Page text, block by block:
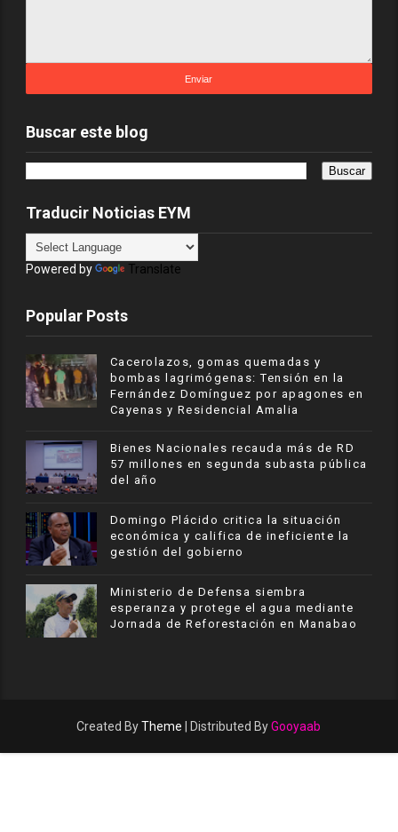
Buscar este blog
Traducir Noticias EYM
Powered by Translate
Popular Posts
Cacerolazos, gomas quemadas y
bombas lagrimógenas: Tensión en la
Fernández Domínguez por apagones en
Cayenas y Residencial Amalia
Bienes Nacionales recauda más de RD
57 millones en segunda subasta pública
del año
​Domingo Plácido critica la situación
económica y califica de ineficiente la
gestión del gobierno
Ministerio de Defensa siembra
esperanza y protege el agua mediante
Jornada de Reforestación en Manabao
Created ByTheme | Distributed ByGooyaab